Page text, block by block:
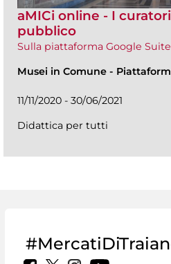
aMICi online - I
pubblico
Sulla piattaforma Google Suite
Musei in Comune -
11/11/2020 - 30/06/2021
Didattica per tutti